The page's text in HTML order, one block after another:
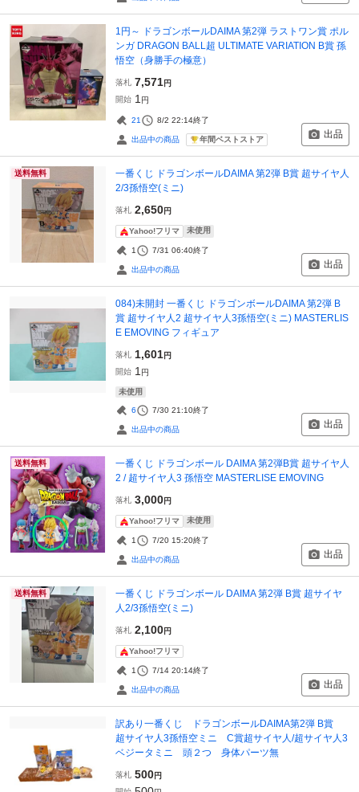
1円～ ドラゴンボールDAIMA 第2弾 ラストワン賞 ポル
ンガ DRAGON BALL超 ULTIMATE VARIATION B賞 孫
悟空（身勝手の極意）
落札 7,571円
開始 1 円
21 8/2 22:14終了
出品中の商品 年間ベストストア 出品
送料無料
一番くじ ドラゴンボールDAIMA 第2弾 B賞 超サイヤ人
2/3孫悟空(ミニ)
落札 2,650円
Yahoo!フリマ 未使用
1 7/31 06:40終了
出品中の商品 出品
084)未開封 一番くじ ドラゴンボールDAIMA 第2弾 B
賞 超サイヤ人2 超サイヤ人3孫悟空(ミニ) MASTERLIS
E EMOVING フィギュア
落札 1,601円
開始 1 円
未使用
6 7/30 21:10終了
出品中の商品 出品
送料無料
一番くじ ドラゴンボール DAIMA 第2弾B賞 超サイヤ人
2 / 超サイヤ人3 孫悟空 MASTERLISE EMOVING
落札 3,000円
Yahoo!フリマ 未使用
1 7/20 15:20終了
出品中の商品 出品
送料無料
一番くじ ドラゴンボール DAIMA 第2弾 B賞 超サイヤ
人2/3孫悟空(ミニ)
落札 2,100円
Yahoo!フリマ
1 7/14 20:14終了
出品中の商品 出品
訳あり一番くじ ドラゴンボールDAIMA第2弾 B賞
超サイヤ人3孫悟空ミニ C賞超サイヤ人/超サイヤ人3
ベジータミニ 頭２つ 身体パーツ無
落札 500円